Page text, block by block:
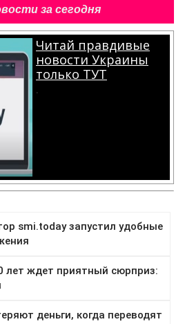
за сегодня
Читай правдивые
новости Украины
только ТУТ
.